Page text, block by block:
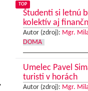
TOP
Študenti si letnú
kolektív aj
Autor (zdroj): Mgr.
DOMA
Umelec Pavel
turisti v horách
Autor (zdroj): Mgr.